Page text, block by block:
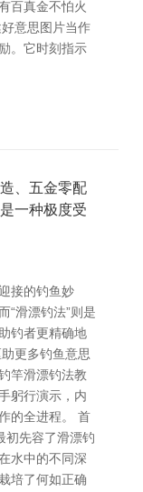
百真金不怕火
意思图片当作
。它时刻指示
、五金零配
一种极度受
接的钓鱼妙
“滑漂钓法”则是
钓者更精确地
更多钓鱼意思
竿滑漂钓法教
躬行演示，内
的全进程。 首
初先容了滑漂钓
水中的不同深
培了何如正确